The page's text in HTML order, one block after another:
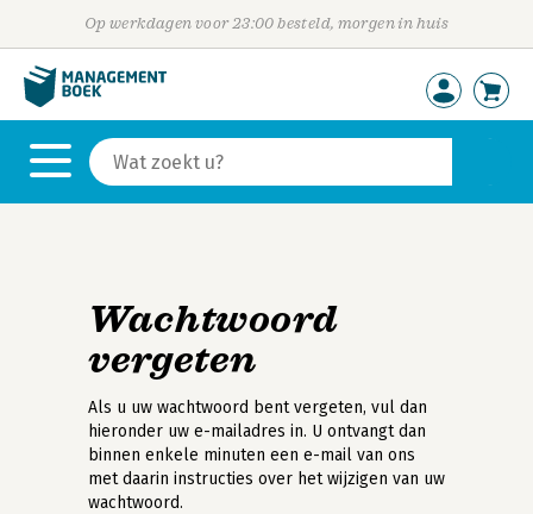
Op werkdagen voor 23:00 besteld, morgen in huis
Wachtwoord
vergeten
Als u uw wachtwoord bent vergeten, vul dan
hieronder uw e-mailadres in. U ontvangt dan
binnen enkele minuten een e-mail van ons
met daarin instructies over het wijzigen van uw
wachtwoord.